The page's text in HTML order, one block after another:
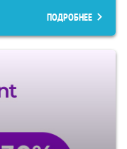
ПОДРОБНЕЕ